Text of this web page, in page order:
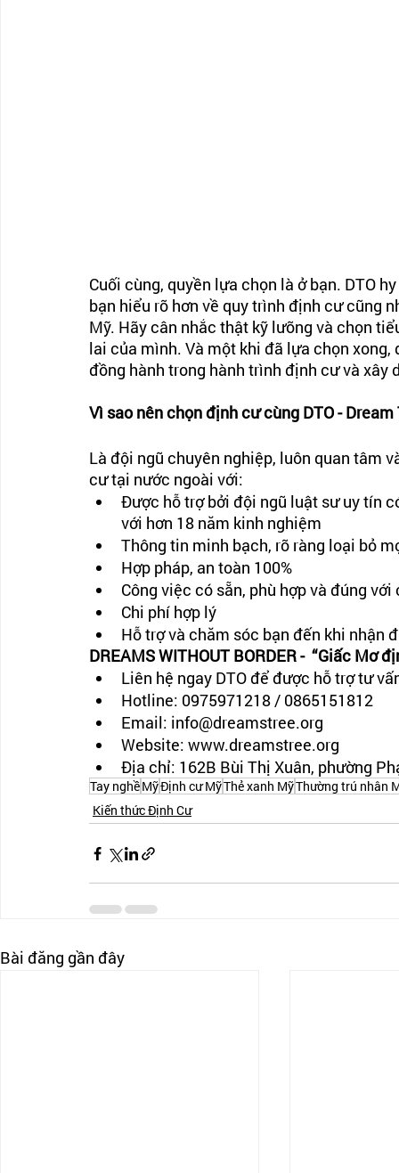
Cuối cùng, quyền lựa chọn là ở bạn. DTO
bạn hiểu rõ hơn về quy trình định cư cũng
Mỹ. Hãy cân nhắc thật kỹ lưỡng và chọn
lai của mình. Và một khi đã lựa chọn
đồng hành trong hành trình định cư và xây
Vì sao nên chọn định cư cùng DTO -
Là đội ngũ chuyên nghiệp, luôn quan tâm
cư tại nước ngoài với:
Được hỗ trợ bởi đội ngũ luật sư uy tín
với hơn 18 năm kinh nghiệm
Thông tin minh bạch, rõ ràng loại bỏ
Hợp pháp, an toàn 100%
Công việc có sẵn, phù hợp và đúng
Chi phí hợp lý
Hỗ trợ và chăm sóc bạn đến khi nhận
DREAMS WITHOUT BORDER -  “Giấc Mơ
Liên hệ ngay DTO để được hỗ trợ tư
Hotline: 0975971218 / 0865151812
Email: info@dreamstree.org
Website: www.dreamstree.org
Địa chỉ: 162B Bùi Thị Xuân, phường
Tay nghềMỹĐịnh cư MỹThẻ xanh MỹThường trú nhân
Kiến thức Định Cư
Bài đăng gần đây